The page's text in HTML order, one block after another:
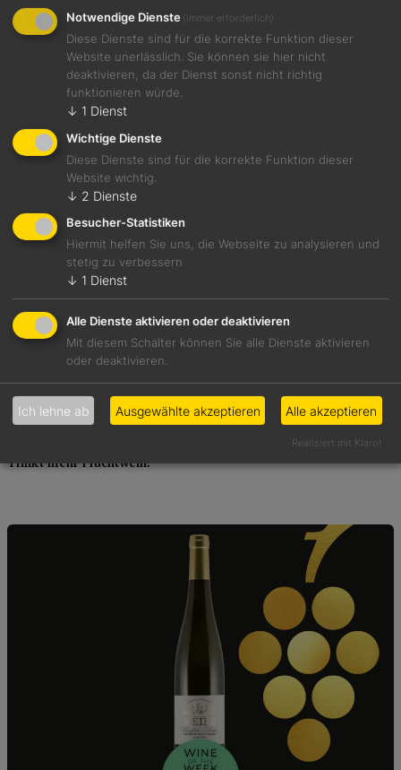
6 Aug., 2026
Glacierter Zander & geröstete Alpengarnelen mit Paprika-Coulis,
Mangold & Eierschwammerl von Maximilian Kühbeck
Trinkt mehr Fruchtwein!
Notwendige Dienste (immer erforderlich)
Diese Dienste sind für die korrekte Funktion dieser
Website unerlässlich. Sie können sie hier nicht
deaktivieren, da der Dienst sonst nicht richtig
funktionieren würde.
↓ 1 Dienst
Wichtige Dienste
Diese Dienste sind für die korrekte Funktion dieser
Website wichtig.
↓ 2 Dienste
Besucher-Statistiken
Hiermit helfen Sie uns, die Webseite zu analysieren und
stetig zu verbessern
↓ 1 Dienst
Alle Dienste aktivieren oder deaktivieren
Mit diesem Schalter können Sie alle Dienste aktivieren
oder deaktivieren.
Ich lehne ab Ausgewählte akzeptieren Alle akzeptieren
Realisiert mit Klaro!